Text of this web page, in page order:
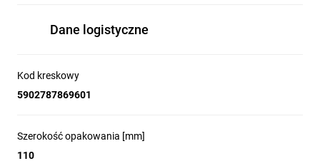
Dane logistyczne
Kod kreskowy
5902787869601
Szerokość opakowania [mm]
110